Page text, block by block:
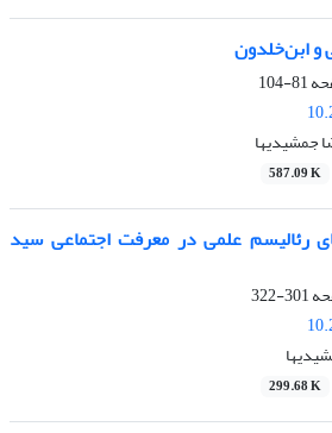
و ابن‌خلدون
81-104
جمشیدیها
587.09 K
رئالیسم علمی در معرفت اجتماعی سید
301-322
299.68 K